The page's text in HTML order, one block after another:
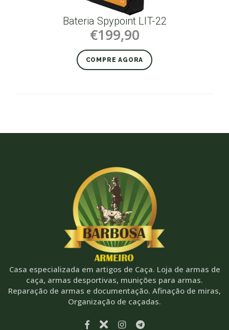
Bateria Spypoint LIT-22
€199,90
COMPRE AGORA
Casa especializada em artigos de Caça. Loja de armas de
caça, armas desportivas, munições para armas.
Reparação de armas e documentação. Afinação de miras,
Organização de caçadas.